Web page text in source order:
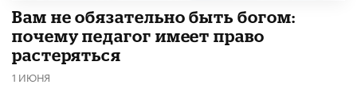
​Вам не обязательно быть богом:
почему педагог имеет право
растеряться
1 ИЮНЯ